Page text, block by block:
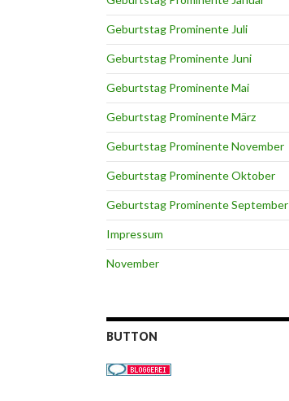
Geburtstag Prominente Juli
Geburtstag Prominente Juni
Geburtstag Prominente Mai
Geburtstag Prominente März
Geburtstag Prominente November
Geburtstag Prominente Oktober
Geburtstag Prominente September
Impressum
November
BUTTON